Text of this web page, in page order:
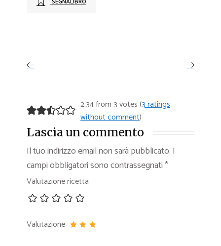
2.34 from 3 votes (3 ratings
without comment)
Lascia un commento
Il tuo indirizzo email non sarà pubblicato. I
campi obbligatori sono contrassegnati*
Valutazione ricetta
Valutazione